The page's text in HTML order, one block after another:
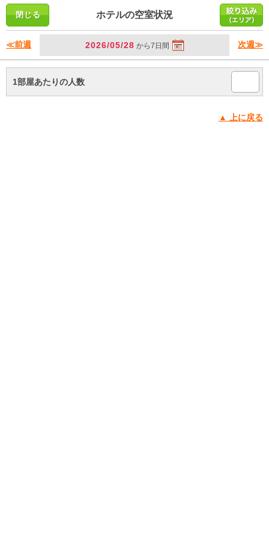
ホテルの空室状況
≪前週 2026/05/28 から7日間 次週≫
1部屋あたりの人数
▲ 上に戻る